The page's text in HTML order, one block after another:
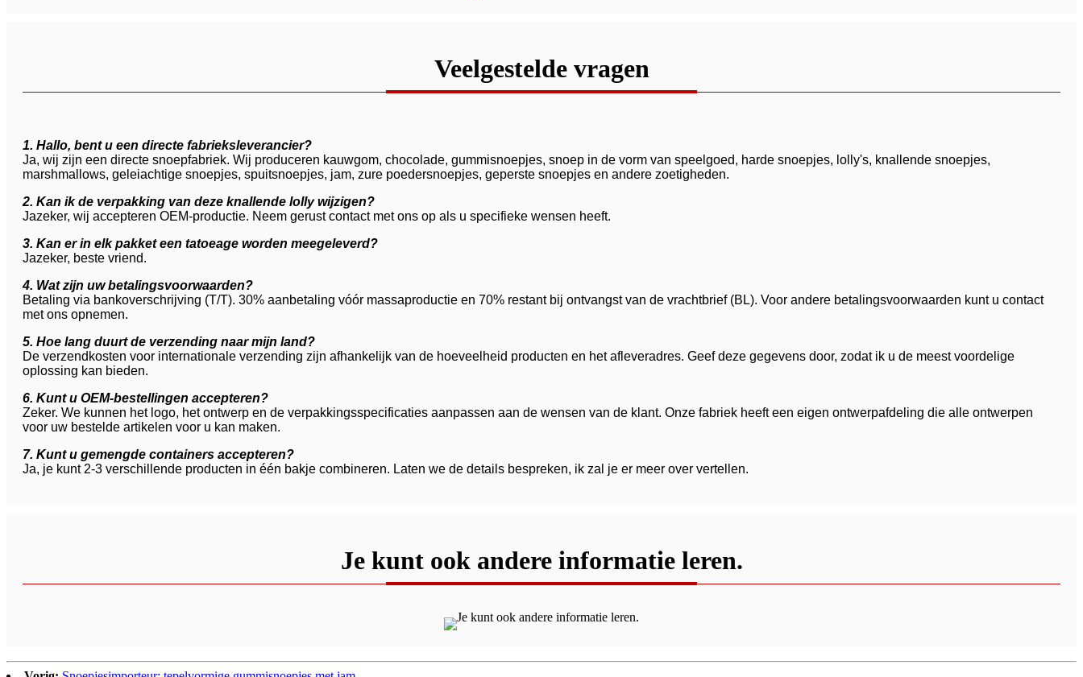
Veelgestelde vragen
1. Hallo, bent u een directe fabrieksleverancier?
Ja, wij zijn een directe snoepfabriek. Wij produceren kauwgom, chocolade, gummisnoepjes, snoep in de vorm van speelgoed, harde snoepjes, lolly's, knallende snoepjes,
marshmallows, geleiachtige snoepjes, spuitsnoepjes, jam, zure poedersnoepjes, geperste snoepjes en andere zoetigheden.
2. Kan ik de verpakking van deze knallende lolly wijzigen?
Jazeker, wij accepteren OEM-productie. Neem gerust contact met ons op als u specifieke wensen heeft.
3. Kan er in elk pakket een tatoeage worden meegeleverd?
Jazeker, beste vriend.
4. Wat zijn uw betalingsvoorwaarden?
Betaling via bankoverschrijving (T/T). 30% aanbetaling vóór massaproductie en 70% restant bij ontvangst van de vrachtbrief (BL). Voor andere betalingsvoorwaarden kunt u contact
met ons opnemen.
5. Hoe lang duurt de verzending naar mijn land?
De verzendkosten voor internationale verzending zijn afhankelijk van de hoeveelheid producten en het afleveradres. Geef deze gegevens door, zodat ik u de meest voordelige
oplossing kan bieden.
6. Kunt u OEM-bestellingen accepteren?
Zeker. We kunnen het logo, het ontwerp en de verpakkingsspecificaties aanpassen aan de wensen van de klant. Onze fabriek heeft een eigen ontwerpafdeling die alle ontwerpen
voor uw bestelde artikelen voor u kan maken.
7. Kunt u gemengde containers accepteren?
Ja, je kunt 2-3 verschillende producten in één bakje combineren. Laten we de details bespreken, ik zal je er meer over vertellen.
Je kunt ook andere informatie leren.